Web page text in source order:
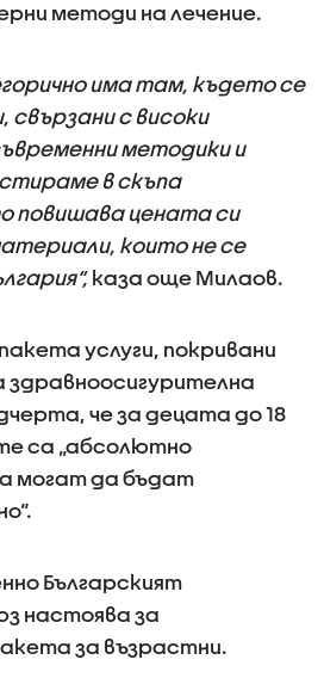
методи на лечение.
има там, където се
свързани с високи
методики и
в скъпа
повишава цената си
които не се
каза още Милаов.
услуги, покривани
че за децата до 18
са „абсолютно
могат да бъдат
Българският
настоява за
за възрастни.